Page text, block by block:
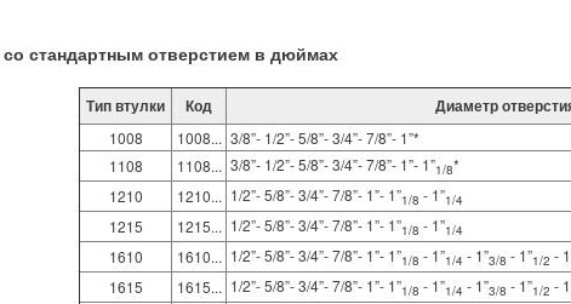
со стандартным отверстием в дюймах
Тип втулки Код Диаметр
1008 1008... 3/8”- 1/2”- 5/8”- 3/4”- 7/8”- 1”*
1108
1108... 3/8”- 1/2”- 5/8”- 3/4”- 7/8”- 1”- 1”1/8*
1210
1210... 1/2”- 5/8”- 3/4”- 7/8”- 1”- 1”1/8 - 1”1/4
1215 1215... 1/2”- 5/8”- 3/4”- 7/8”- 1”- 1”1/8 - 1”1/4
1610 1610... 1/2”- 5/8”- 3/4”- 7/8”- 1”- 1”1/8 - 1”1/4 - 1”3/8 - 1”1/2 -
1615 1615... 1/2”- 5/8”- 3/4”- 7/8”- 1”- 1”1/8 - 1”1/4 - 1”3/8 - 1”1/2 -